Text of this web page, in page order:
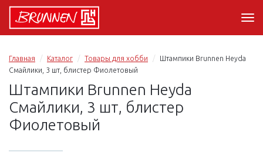
Главная Каталог Товары для хобби
Штампики Brunnen Heyda
Смайлики, 3 шт, блистер Фиолетовый
Штампики Brunnen Heyda
Смайлики, 3 шт, блистер
Фиолетовый